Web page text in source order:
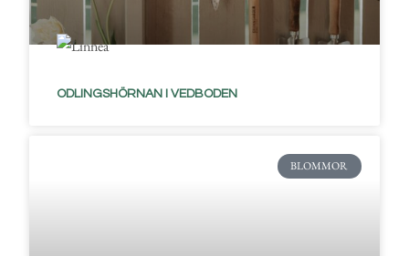
ODLINGSHÖRNAN I VEDBODEN
BLOMMOR